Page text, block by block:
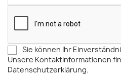
Sie können Ihr
Unsere Kontaktinformationen
Datenschutzerklärung.